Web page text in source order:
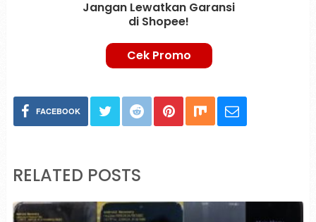
Jangan Lewatkan Garansi
di Shopee!
Cek Promo
FACEBOOK
RELATED POSTS